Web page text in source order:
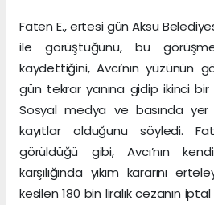
Faten E., ertesi gün Aksu
ile görüştüğünü, bu
kaydettiğini, Avcı’nın yüzünün
gün tekrar yanına gidip ikinci bir
Sosyal medya ve basında
kayıtlar olduğunu söyledi.
görüldüğü gibi, Avcı’nın
karşılığında yıkım kararını
kesilen 180 bin liralık cezanın